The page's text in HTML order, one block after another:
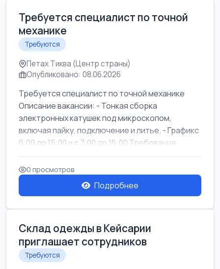
Требуется специалист по точной
механике
Требуются
Петах Тиква (Центр страны)
Опубликовано: 08.06.2026
Требуется специалист по точной механике
Описание вакансии: - Тонкая сборка
электронных катушек под микроскопом,
включая пайку, подключение и литье. - Графикс
6:00 до 15:00 и с 7:00 до 16:00 Требования...
0 просмотров
Подробнее
Склад одежды в Кейсарии
приглашает сотрудников
Требуются